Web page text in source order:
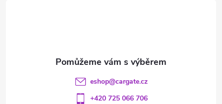
eshop@cargate.cz
+420 725 066 706